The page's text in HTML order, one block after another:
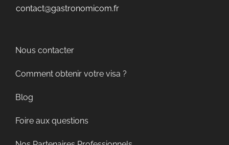
contact@gastronomicom.fr
Nous contacter
Comment obtenir votre visa ?
Blog
Foire aux questions